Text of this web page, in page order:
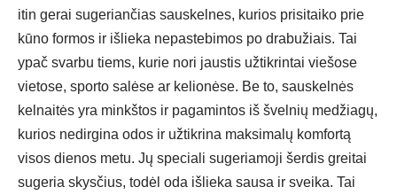
itin gerai sugeriančias sauskelnes, kurios prisitaiko prie
kūno formos ir išlieka nepastebimos po drabužiais. Tai
ypač svarbu tiems, kurie nori jaustis užtikrintai viešose
vietose, sporto salėse ar kelionėse. Be to, sauskelnės
kelnaitės yra minkštos ir pagamintos iš švelnių medžiagų,
kurios nedirgina odos ir užtikrina maksimalų komfortą
visos dienos metu. Jų speciali sugeriamoji šerdis greitai
sugeria skysčius, todėl oda išlieka sausa ir sveika. Tai